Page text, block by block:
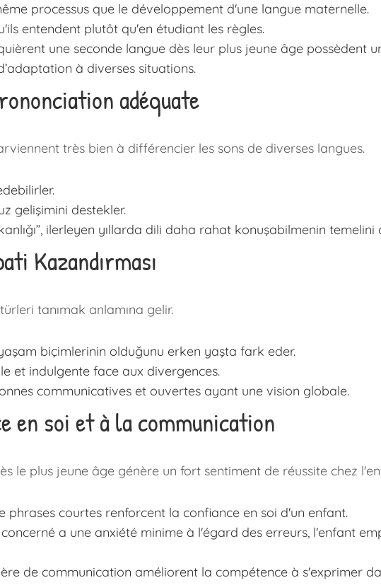
processus que le développement d'une langue maternelle.
entendent plutôt qu'en étudiant les règles.
une seconde langue dès leur plus jeune âge possèdent
à diverses situations.
adéquate
très bien à différencier les sons de diverses langues.
gelişimini destekler.
ilerleyen yıllarda dili daha rahat konuşabilmenin temelini
Kazandırması
tanımak anlamına gelir.
biçimlerinin olduğunu erken yaşta fark eder.
et indulgente face aux divergences.
communicatives et ouvertes ayant une vision globale.
en soi et à la communication
le plus jeune âge génère un fort sentiment de réussite chez
phrases courtes renforcent la confiance en soi d'un enfant.
a une anxiété minime à l'égard des erreurs, l'enfant
de communication améliorent la compétence à s'exprimer